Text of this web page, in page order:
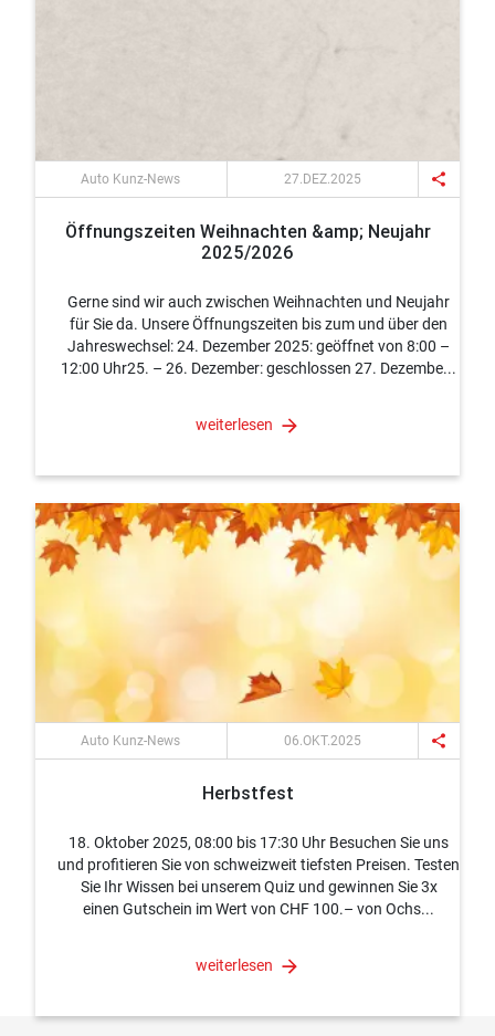
Auto Kunz-News 27.DEZ.2025 share
Öffnungszeiten Weihnachten &amp; Neujahr
2025/2026
Gerne sind wir auch zwischen Weihnachten und Neujahr
für Sie da. Unsere Öffnungszeiten bis zum und über den
Jahreswechsel: 24. Dezember 2025: geöffnet von 8:00 –
12:00 Uhr25. – 26. Dezember: geschlossen 27. Dezembe...
weiterlesen
Auto Kunz-News 06.OKT.2025 share
Herbstfest
18. Oktober 2025, 08:00 bis 17:30 Uhr Besuchen Sie uns
und profitieren Sie von schweizweit tiefsten Preisen. Testen
Sie Ihr Wissen bei unserem Quiz und gewinnen Sie 3x
einen Gutschein im Wert von CHF 100.– von Ochs...
weiterlesen